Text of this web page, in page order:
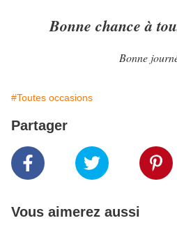
Bonne chance à
Bonne
#Toutes occasions
Partager
Vous aimerez aussi